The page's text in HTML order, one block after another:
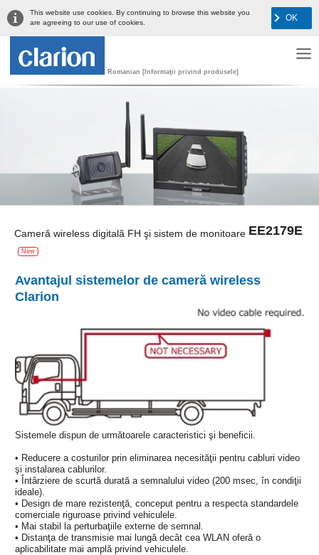
This website use cookies. By continuing to browse this website you
are agreeing to our use of cookies.
OK
Romanian [Informaţii privind produsele]
Cameră wireless digitală FH şi sistem de monitoare EE2179E
New
Avantajul sistemelor de cameră wireless
Clarion
Sistemele dispun de următoarele caracteristici şi beneficii.
• Reducere a costurilor prin eliminarea necesităţii pentru cabluri video
şi instalarea cablurilor.
• Întârziere de scurtă durată a semnalului video (200 msec, în condiţii
ideale).
• Design de mare rezistenţă, conceput pentru a respecta standardele
comerciale riguroase privind vehiculele.
• Mai stabil la perturbaţiile externe de semnal.
• Distanţa de transmisie mai lungă decât cea WLAN oferă o
aplicabilitate mai amplă privind vehiculele.